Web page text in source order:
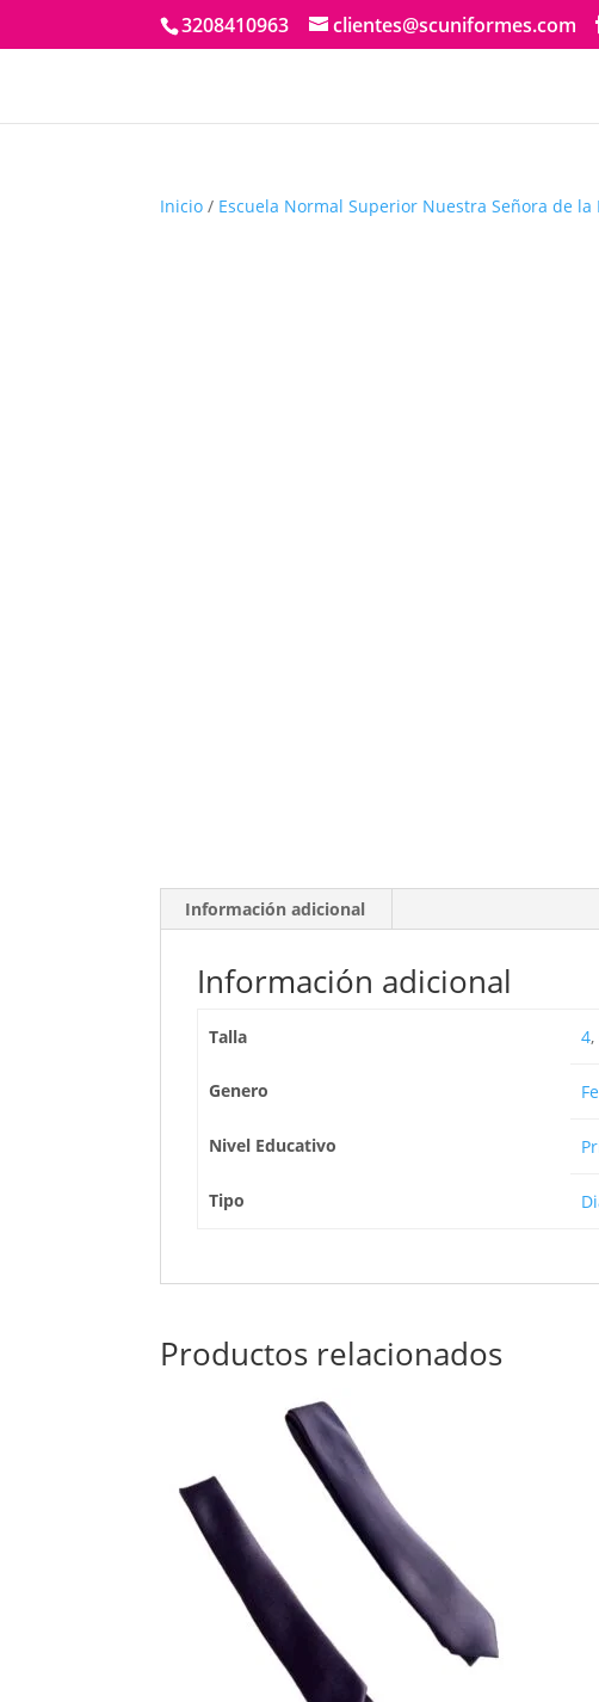
3208410963 clientes@scuniformes.com
Inicio / Escuela Normal Superior Nuestra Señora de la
Información adicional
Información adicional
Talla 4,
Genero
Nivel Educativo
Tipo
Productos relacionados